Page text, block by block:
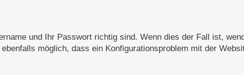
und Ihr Passwort richtig sind. Wenn dies der Fall ist,
möglich, dass ein Konfigurationsproblem mit der